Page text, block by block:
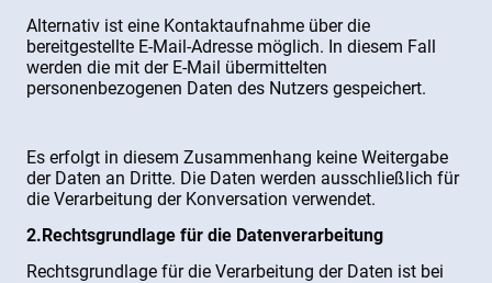
Alternativ ist eine Kontaktaufnahme über die
bereitgestellte E-Mail-Adresse möglich. In diesem Fall
werden die mit der E-Mail übermittelten
personenbezogenen Daten des Nutzers gespeichert.
Es erfolgt in diesem Zusammenhang keine Weitergabe
der Daten an Dritte. Die Daten werden ausschließlich für
die Verarbeitung der Konversation verwendet.
2.Rechtsgrundlage für die Datenverarbeitung
Rechtsgrundlage für die Verarbeitung der Daten ist bei